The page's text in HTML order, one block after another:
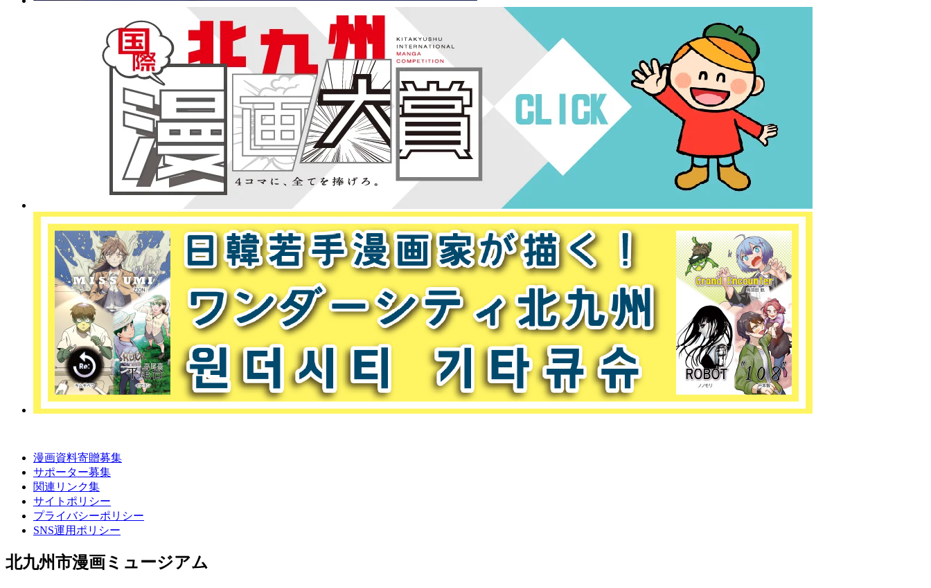
漫画資料寄贈募集
サポーター募集
関連リンク集
サイトポリシー
プライバシーポリシー
SNS運用ポリシー
北九州市漫画ミュージアム